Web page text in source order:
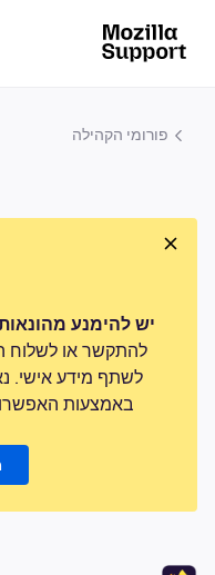
פורומי הקהילה
יש להימנע
להתקשר או לשלוח
לשתף מידע אישי.
באמצעות